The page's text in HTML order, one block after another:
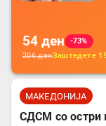
54 ден
-73%
206денЗаштедете
МАКЕДОНИЈА
СДСМ со остри